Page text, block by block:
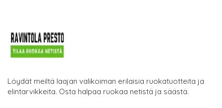
Löydät meiltä laajan valikoiman erilaisia ruokatuotteita ja
elintarvikkeita. Osta halpaa ruokaa netistä ja säästä.